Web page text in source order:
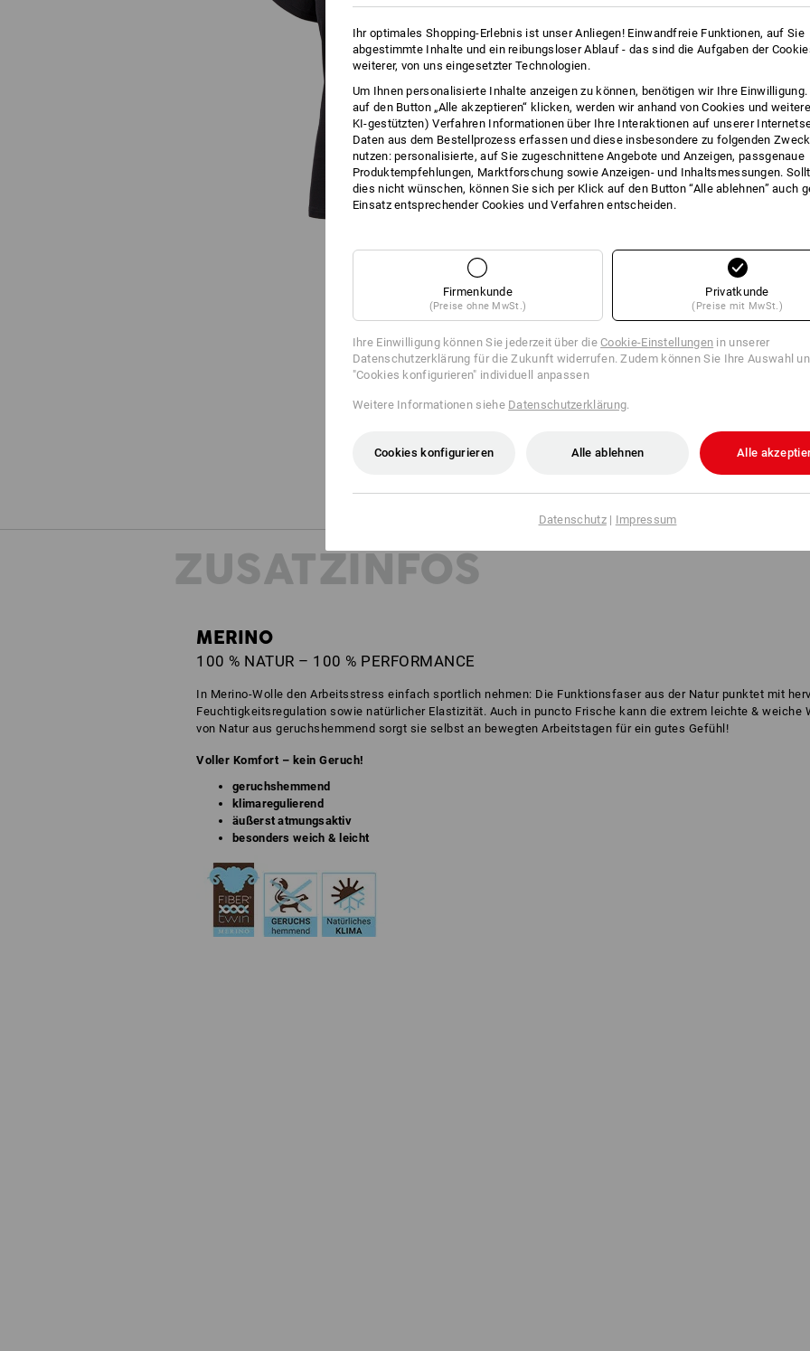
BESCHREIBUNG
Aus hochwertiger,
Rundhals-Shirt in Melange-
aus leistungsstarker
geruchshemmend,
super leicht, weich, natürlich
Material:
Maschinenwäsche 40 °C
Trocknen im Trockner schonend
Nicht trockenreinigen
ZUSATZINFOS
MERINO
100 % NATUR – 100 % PERFORMANCE
In Merino-Wolle den Arbeitsstress einfach sportlich nehmen: Die Funktionsfaser aus der Natur punktet mit
Feuchtigkeitsregulation sowie natürlicher Elastizität. Auch in puncto Frische kann die extrem leichte & weiche
von Natur aus geruchshemmend sorgt sie selbst an bewegten Arbeitstagen für ein gutes Gefühl!
Voller Komfort – kein Geruch!
geruchshemmend
klimaregulierend
äußerst atmungsaktiv
besonders weich & leicht
Ihr optimales Shopping-Erlebnis ist unser Anliegen! Einwandfreie Funktionen, auf Sie
abgestimmte Inhalte und ein reibungsloser Ablauf - das sind die Aufgaben der
weiterer, von uns eingesetzter Technologien.
Um Ihnen personalisierte Inhalte anzeigen zu können, benötigen wir Ihre Einwilligung.
auf den Button „Alle akzeptieren“ klicken, werden wir anhand von Cookies und
KI-gestützten) Verfahren Informationen über Ihre Interaktionen auf unserer
Daten aus dem Bestellprozess erfassen und diese insbesondere zu folgenden
nutzen: personalisierte, auf Sie zugeschnittene Angebote und Anzeigen, passgenaue
Produktempfehlungen, Marktforschung sowie Anzeigen- und Inhaltsmessungen.
dies nicht wünschen, können Sie sich per Klick auf den Button “Alle ablehnen” auch
Einsatz entsprechender Cookies und Verfahren entscheiden.
Firmenkunde
(Preise ohne MwSt.)
Privatkunde
(Preise mit MwSt.)
Ihre Einwilligung können Sie jederzeit über dieCookie-Einstellungen in unserer
Datenschutzerklärung für die Zukunft widerrufen. Zudem können Sie Ihre Auswahl
"Cookies konfigurieren" individuell anpassen
Weitere Informationen siehe Datenschutzerklärung.
Cookies konfigurieren Alle ablehnen Alle
Datenschutz| Impressum